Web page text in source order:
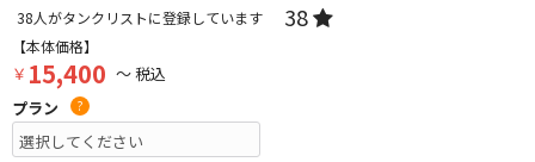
38人がタンクリストに登録しています 38
【本体価格】
￥ 15,400 ～ 税込
プラン
?